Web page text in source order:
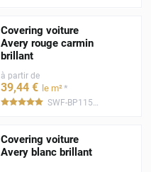
Covering voiture
Avery rouge carmin
brillant
à partir de
39,44 € le m²*
***** SWF-BP1150001
Covering voiture
Avery blanc brillant